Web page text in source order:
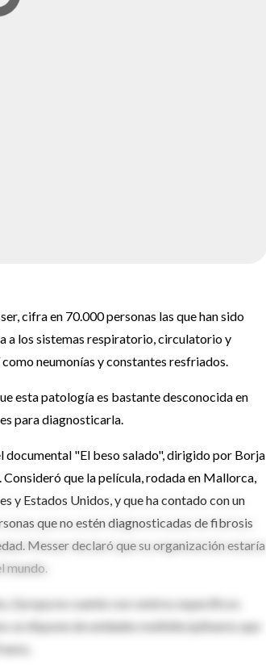
cifra en 70.000 personas las que han sido
a los sistemas respiratorio, circulatorio y
neumonías y constantes resfriados.
esta patología es bastante desconocida en
para diagnosticarla.
documental "El beso salado", dirigido por Borja
que la película, rodada en Mallorca,
y Estados Unidos, y que ha contado con un
que no estén diagnosticadas de fibrosis
Messer declaró que su organización estaría
mundo.
Europa no cuente con centros específicos
se dispone de unidades multidisciplinares que